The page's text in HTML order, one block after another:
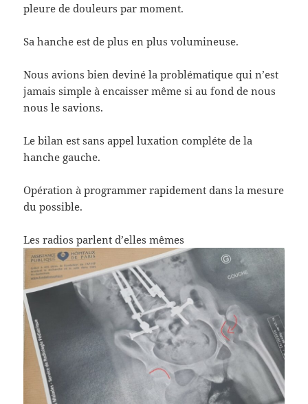
pleure de douleurs par moment.
Sa hanche est de plus en plus volumineuse.
Nous avions bien deviné la problématique qui n’est
jamais simple à encaisser même si au fond de nous
nous le savions.
Le bilan est sans appel luxation compléte de la
hanche gauche.
Opération à programmer rapidement dans la mesure
du possible.
Les radios parlent d’elles mêmes